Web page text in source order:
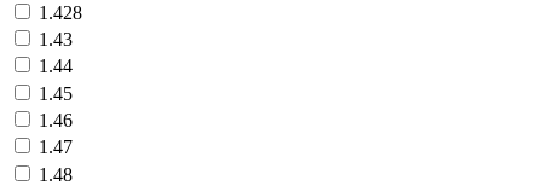
1.428
1.43
1.44
1.45
1.46
1.47
1.48